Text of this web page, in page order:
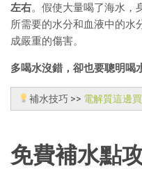
左右。假使大量喝了海水，
所需要的水分和血液中的水
成嚴重的傷害。
多喝水沒錯，卻也要聰明喝
補水技巧 >> 電解質這邊買
免費補水點